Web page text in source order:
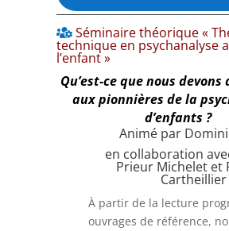
Séminaire théorique «
technique en psychanalyse
l’enfant »
Qu’est-ce que nous devons
aux pionnières de la
d’enfants ?
Animé par
en collaboration
Prieur Michelet et
Cartheillier
À partir de la lecture
ouvrages de référence,